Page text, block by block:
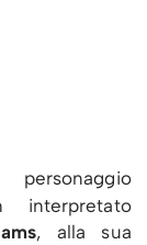
personaggio
interpretato
, alla sua